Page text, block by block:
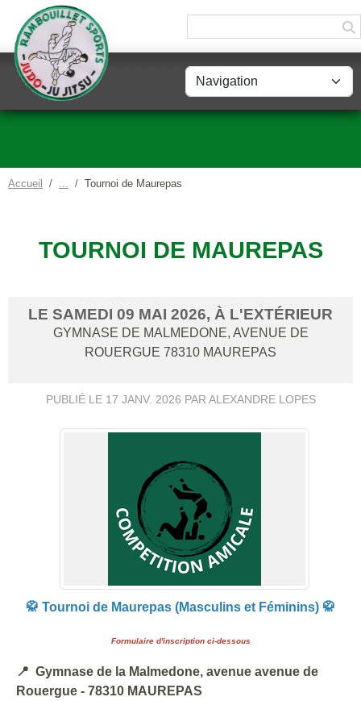
Accueil Tournoi de Maurepas
TOURNOI DE MAUREPAS
LE SAMEDI 09 MAI 2026, À L'EXTÉRIEUR
GYMNASE DE MALMEDONE, AVENUE DE
ROUERGUE 78310 MAUREPAS
PUBLIÉ LE 17 JANV. 2026 PAR ALEXANDRE LOPES
🥋 Tournoi de Maurepas (Masculins et Féminins) 🥋
Formulaire d'inscription ci-dessous
📍 Gymnase de la Malmedone, avenue avenue de
Rouergue - 78310 MAUREPAS
Panneau de gestion des cookies